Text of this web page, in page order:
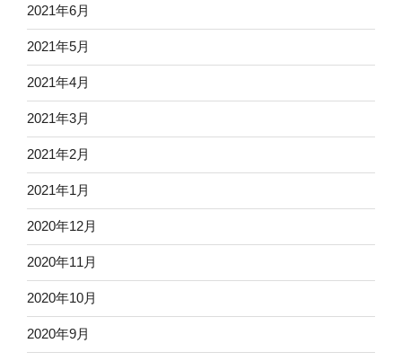
2021年6月
2021年5月
2021年4月
2021年3月
2021年2月
2021年1月
2020年12月
2020年11月
2020年10月
2020年9月